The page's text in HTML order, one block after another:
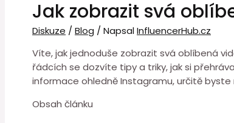
Jak zobrazit svá
Diskuze / Blog / NapsalInfluencerHub.cz
Víte, jak jednoduše zobrazit svá oblíbená
řádcích se dozvíte tipy a triky, jak si
informace ohledně Instagramu, určitě
Obsah článku